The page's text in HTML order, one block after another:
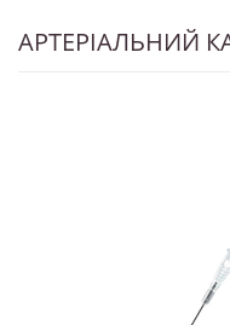
АРТЕРІАЛЬНИЙ